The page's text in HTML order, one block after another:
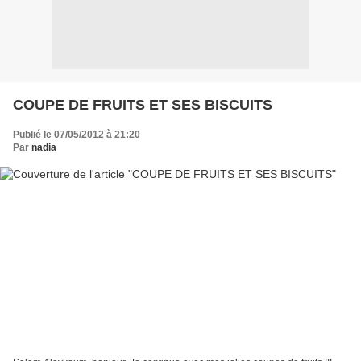
COUPE DE FRUITS ET SES BISCUITS
Publié le 07/05/2012 à 21:20
Par nadia